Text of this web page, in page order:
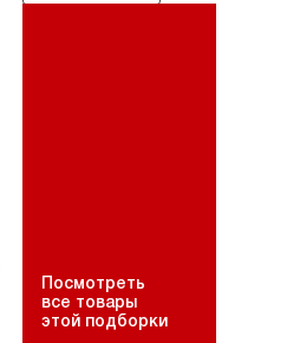
Посмотреть
все товары
этой подборки